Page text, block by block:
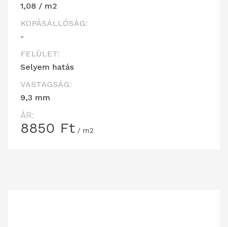
1,08 / m2
KOPÁSÁLLÓSÁG:
-
FELÜLET:
Selyem hatás
VASTAGSÁG:
9,3 mm
ÁR:
8850 Ft / m2